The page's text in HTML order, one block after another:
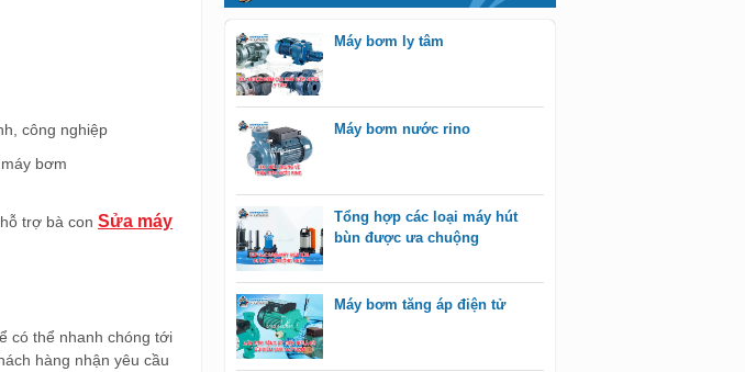
công nghiệp
bơm
trợ bà con Sửa máy
có thể nhanh chóng tới
hàng nhận yêu cầu
Máy bơm ly tâm
Máy bơm nước rino
Tổng hợp các loại máy hút
bùn được ưa chuộng
Máy bơm tăng áp điện tử